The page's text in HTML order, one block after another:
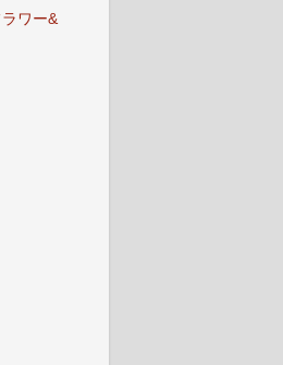
ワー&